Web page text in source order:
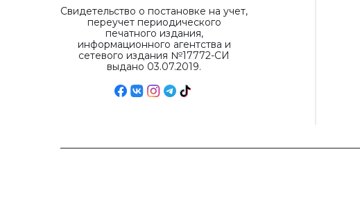
Свидетельство о постановке на учет,
переучет периодического
печатного издания,
информационного агентства и
сетевого издания №17772-СИ
выдано 03.07.2019.